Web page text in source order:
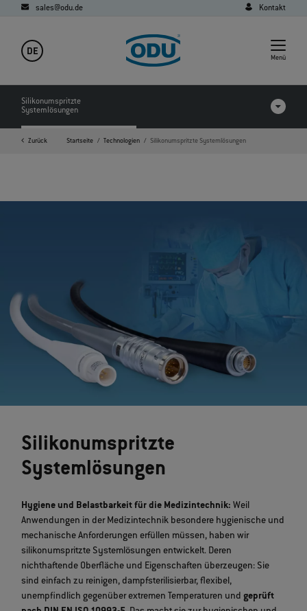
sales@odu.de Kontakt
DE
Menü
Silikonumspritzte
Systemlösungen
FAQ
Zurück Startseite Technologien Silikonumspritzte Systemlösungen
Silikonumspritzte
Systemlösungen
Hygiene und Belastbarkeit für die Medizintechnik: Weil
Anwendungen in der Medizintechnik besondere hygienische und
mechanische Anforderungen erfüllen müssen, haben wir
silikonumspritzte Systemlösungen entwickelt. Deren
nichthaftende Oberfläche und Eigenschaften überzeugen: Sie
sind einfach zu reinigen, dampfsterilisierbar, flexibel,
unempfindlich gegenüber extremen Temperaturen undgeprüft